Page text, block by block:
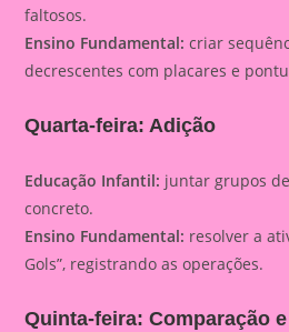
faltosos.
Ensino Fundamental: criar
decrescentes com placares e
Quarta-feira: Adição
Educação Infantil: juntar grupos
concreto.
Ensino Fundamental: resolver a
Gols”, registrando as operações.
Quinta-feira: Comparação